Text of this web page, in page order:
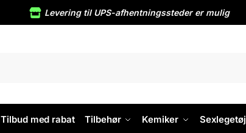
Levering til UPS-afhentningssteder er mulig
Tilbud med rabat Tilbehør Kemiker Sexlegetøj